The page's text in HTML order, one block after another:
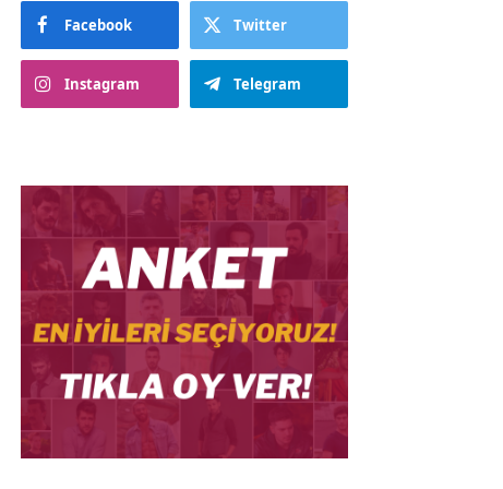
Facebook Twitter
Instagram Telegram